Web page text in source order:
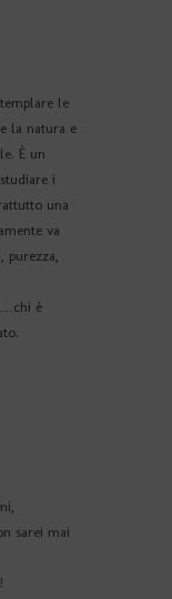
le
la natura e
È un
i
una
va
purezza,
è
sarei mai